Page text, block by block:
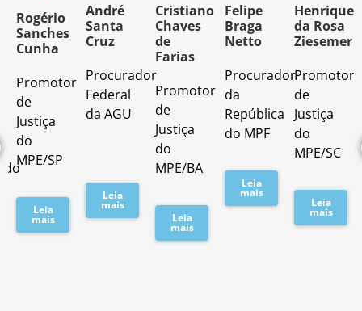
Rogério
Sanches
Cunha
Promotor
de
Justiça
do
MPE/SP
Leia
mais
André
Santa
Cruz
Procurador
Federal
da AGU
Leia
mais
Cristiano
Chaves
de
Farias
Promotor
de
Justiça
do
MPE/BA
Leia
mais
Felipe
Braga
Netto
Procurador
da
República
do MPF
Leia
mais
Henrique
da Rosa
Ziesemer
Promotor
de
Justiça
do
MPE/SC
Leia
mais